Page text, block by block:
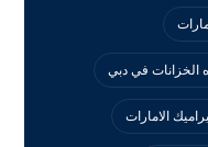
الخزانات في دبي
الامارات